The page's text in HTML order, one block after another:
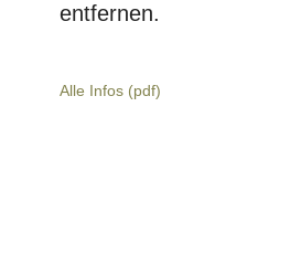
entfernen.
Alle Infos (pdf)